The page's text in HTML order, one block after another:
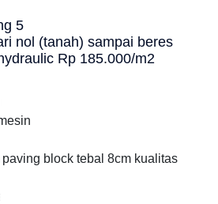
5
nol (tanah) sampai beres
Rp 185.000/m2
block tebal 8cm kualitas